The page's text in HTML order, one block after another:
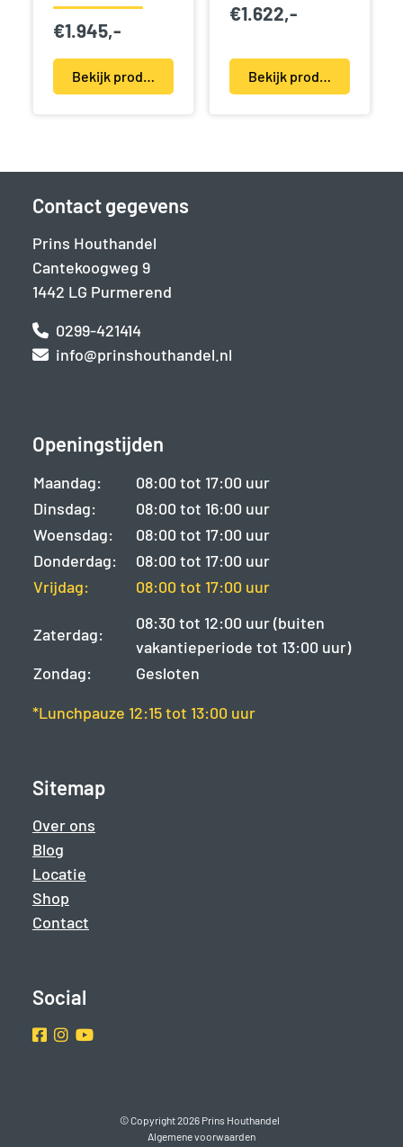
€1.945,-
Bekijk product(en)
€1.622,-
Bekijk product(en)
Contact gegevens
Prins Houthandel
Cantekoogweg 9
1442 LG Purmerend
0299-421414
info@prinshouthandel.nl
Openingstijden
Maandag:
08:00 tot 17:00 uur
Dinsdag:
08:00 tot 16:00 uur
Woensdag:
08:00 tot 17:00 uur
Donderdag:
08:00 tot 17:00 uur
Vrijdag:
08:00 tot 17:00 uur
Zaterdag:
08:30 tot 12:00 uur (buiten
vakantieperiode tot 13:00 uur)
Zondag:
Gesloten
*Lunchpauze 12:15 tot 13:00 uur
Sitemap
Over ons
Blog
Locatie
Shop
Contact
Social
Facebook
Instragram
Youtube
© Copyright 2026 Prins Houthandel
Algemene voorwaarden